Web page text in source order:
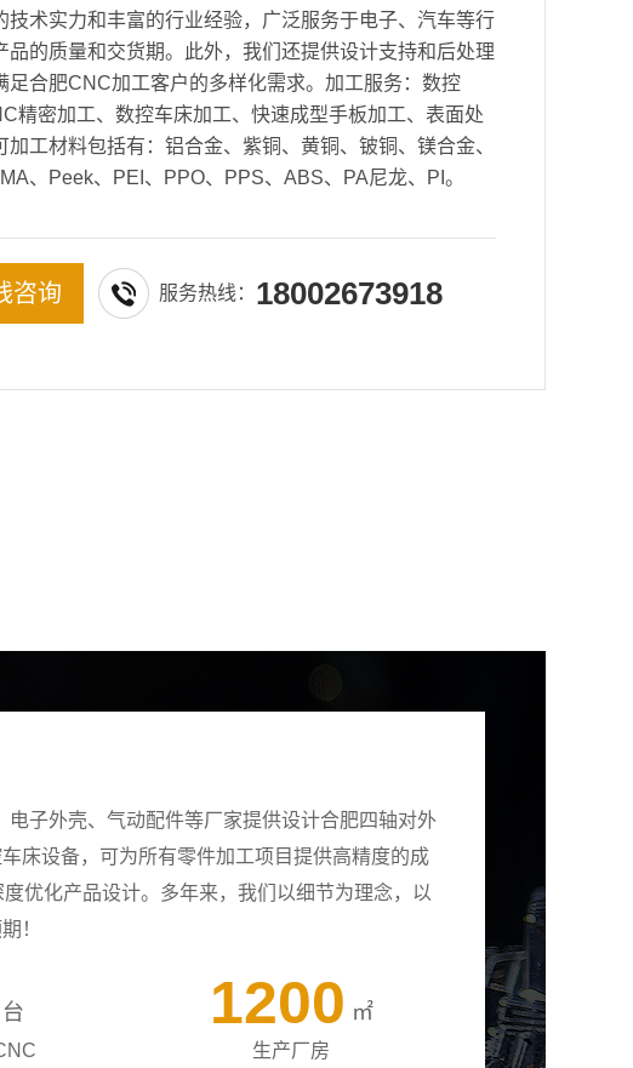
技术实力和丰富的行业经验，广泛服务于电子、汽车等行
品的质量和交货期。此外，我们还提供设计支持和后处理
足合肥CNC加工客户的多样化需求。加工服务：数控
精密加工、数控车床加工、快速成型手板加工、表面处
加工材料包括有：铝合金、紫铜、黄铜、铍铜、镁合金、
、Peek、PEI、PPO、PPS、ABS、PA尼龙、PI。
咨询 服务热线： 18002673918
子外壳、气动配件等厂家提供设计合肥四轴对外
床设备，可为所有零件加工项目提供高精度的成
优化产品设计。多年来，我们以细节为理念，以
！
台 1200 ㎡
生产厂房